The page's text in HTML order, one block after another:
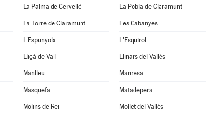
La Palma de Cervelló La Pobla de Claramunt
La Torre de Claramunt Les Cabanyes
L'Espunyola L'Esquirol
Lliçà de Vall Llinars del Vallès
Manlleu Manresa
Masquefa Matadepera
Molins de Rei Mollet del Vallès